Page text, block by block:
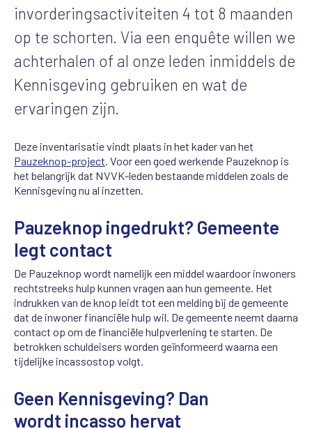
invorderingsactiviteiten 4 tot 8 maanden
op te schorten. Via een enquête willen we
achterhalen of al onze leden inmiddels de
Kennisgeving gebruiken en wat de
ervaringen zijn.
Deze inventarisatie vindt plaats in het kader van het
Pauzeknop-project . Voor een goed werkende Pauzeknop is
het belangrijk dat NVVK-leden bestaande middelen zoals de
Kennisgeving nu al inzetten.
Pauzeknop ingedrukt? Gemeente
legt contact
De Pauzeknop wordt namelijk een middel waardoor inwoners
rechtstreeks hulp kunnen vragen aan hun gemeente. Het
indrukken van de knop leidt tot een melding bij de gemeente
dat de inwoner financiële hulp wil. De gemeente neemt daarna
contact op om de financiële hulpverlening te starten. De
betrokken schuldeisers worden geïnformeerd waarna een
tijdelijke incassostop volgt.
Geen Kennisgeving? Dan
wordt incasso hervat